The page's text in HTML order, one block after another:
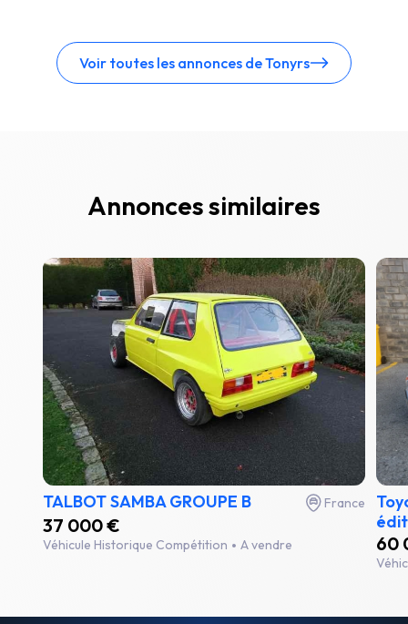
Voir toutes les annonces de Tonyrs
Annonces similaires
TALBOT SAMBA GROUPE B France
37 000 €
Véhicule Historique Compétition A vendre 60